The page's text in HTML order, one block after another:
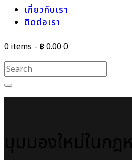
เกี่ยวกับเรา
ติดต่อเรา
0 items - ฿ 0.000